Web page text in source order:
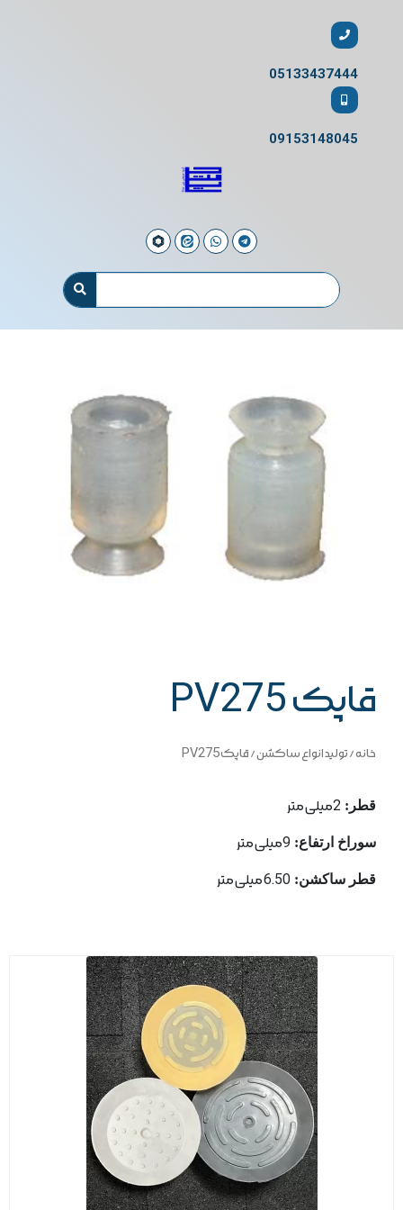
05133437444
09153148045
قاپک PV275
خانه/تولید انواع ساکشن/ قاپک PV275
قطر: 2میلی متر
سوراخ ارتفاع: 9میلی متر
قطر ساكشن: 6.50 میلی متر